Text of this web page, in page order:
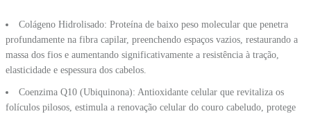
Colágeno Hidrolisado: Proteína de baixo peso molecular que penetra
profundamente na fibra capilar, preenchendo espaços vazios, restaurando a
massa dos fios e aumentando significativamente a resistência à tração,
elasticidade e espessura dos cabelos.
Coenzima Q10 (Ubiquinona): Antioxidante celular que revitaliza os
folículos pilosos, estimula a renovação celular do couro cabeludo, protege